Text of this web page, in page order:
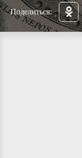
Поделиться: